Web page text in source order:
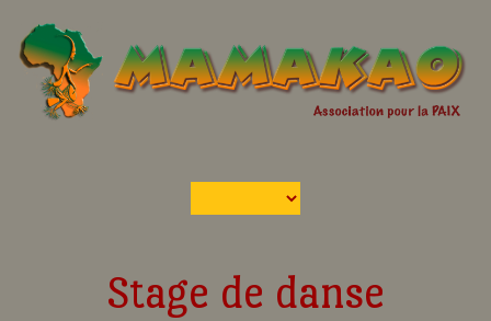
Stage de danse